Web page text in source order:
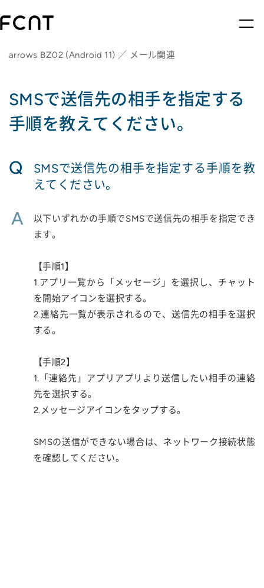
arrows BZ02 (Android 11) ／ メール関連
SMSで送信先の相手を指定する
手順を教えてください。
Q
SMSで送信先の相手を指定する手順を教
えてください。
A
以下いずれかの手順でSMSで送信先の相手を指定でき
ます。
【手順1】
1.アプリ一覧から「メッセージ」を選択し、チャット
を開始アイコンを選択する。
2.連絡先一覧が表示されるので、送信先の相手を選択
する。
【手順2】
1.「連絡先」アプリアプリより送信したい相手の連絡
先を選択する。
2.メッセージアイコンをタップする。
SMSの送信ができない場合は、ネットワーク接続状態
を確認してください。